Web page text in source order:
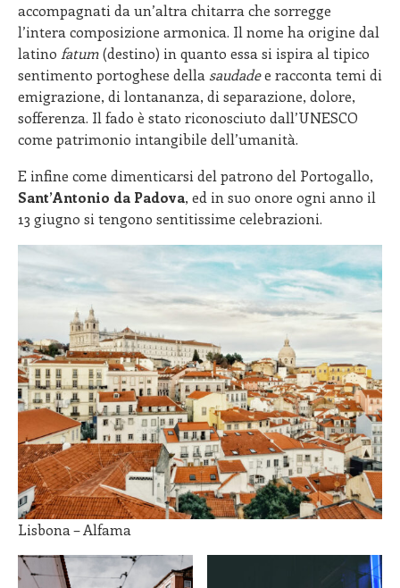
accompagnati da un’altra chitarra che sorregge
l’intera composizione armonica. Il nome ha origine dal
latino fatum(destino) in quanto essa si ispira al tipico
sentimento portoghese dellasaudadee racconta temi di
emigrazione, di lontananza, di separazione, dolore,
sofferenza. Il fado è stato riconosciuto dall’UNESCO
come patrimonio intangibile dell’umanità.
E infine come dimenticarsi del patrono del Portogallo,
Sant’Antonio da Padova, ed in suo onore ogni anno il
13 giugno si tengono sentitissime celebrazioni.
Lisbona – Alfama